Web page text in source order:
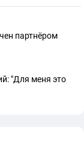
партнёром
"Для меня это